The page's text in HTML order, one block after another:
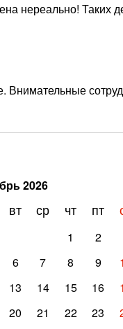
2026
вт ср чт пт
1 2
6 7 8 9
13 14 15 16
20 21 22 23
нереально! Таких
Внимательные